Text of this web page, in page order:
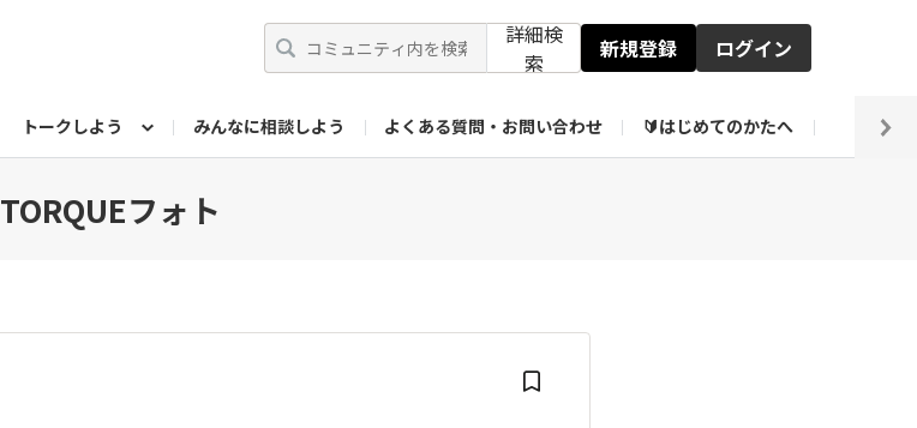
詳細検
索
新規登録 ログイン
トークしよう みんなに相談しよう よくある質問・お問い合わせ 🔰はじめてのかたへ 編集
TORQUEフォト